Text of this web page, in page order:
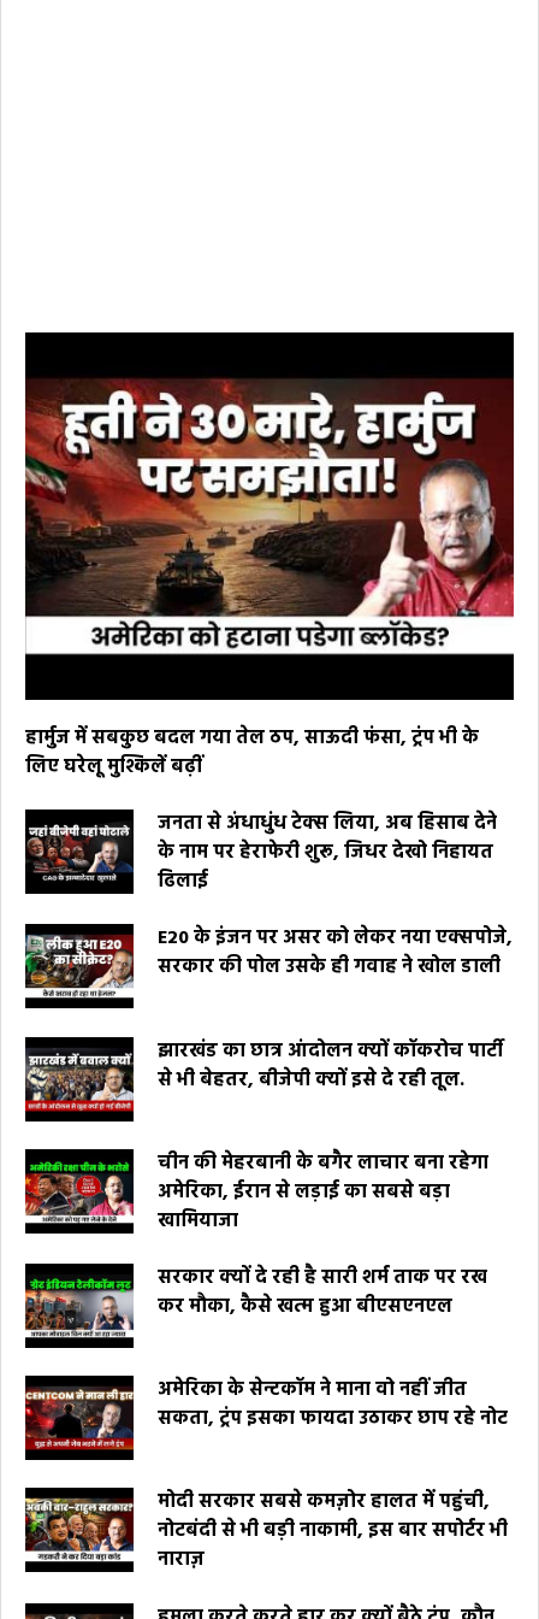
हार्मुज में सबकुछ बदल गया तेल ठप, साऊदी फंसा, ट्रंप भी के
लिए घरेलू मुश्किलें बढ़ीं
जनता से अंधाधुंध टेक्स लिया, अब हिसाब देने
के नाम पर हेराफेरी शुरू, जिधर देखो निहायत
ढिलाई
E20 के इंजन पर असर को लेकर नया एक्सपोजे,
सरकार की पोल उसके ही गवाह ने खोल डाली
झारखंड का छात्र आंदोलन क्यों कॉकरोच पार्टी
से भी बेहतर, बीजेपी क्यों इसे दे रही तूल.
चीन की मेहरबानी के बगैर लाचार बना रहेगा
अमेरिका, ईरान से लड़ाई का सबसे बड़ा
खामियाजा
सरकार क्यों दे रही है सारी शर्म ताक पर रख
कर मौका, कैसे खत्म हुआ बीएसएनएल
अमेरिका के सेन्टकॉम ने माना वो नहीं जीत
सकता, ट्रंप इसका फायदा उठाकर छाप रहे नोट
मोदी सरकार सबसे कमज़ोर हालत में पहुंची,
नोटबंदी से भी बड़ी नाकामी, इस बार सपोर्टर भी
नाराज़